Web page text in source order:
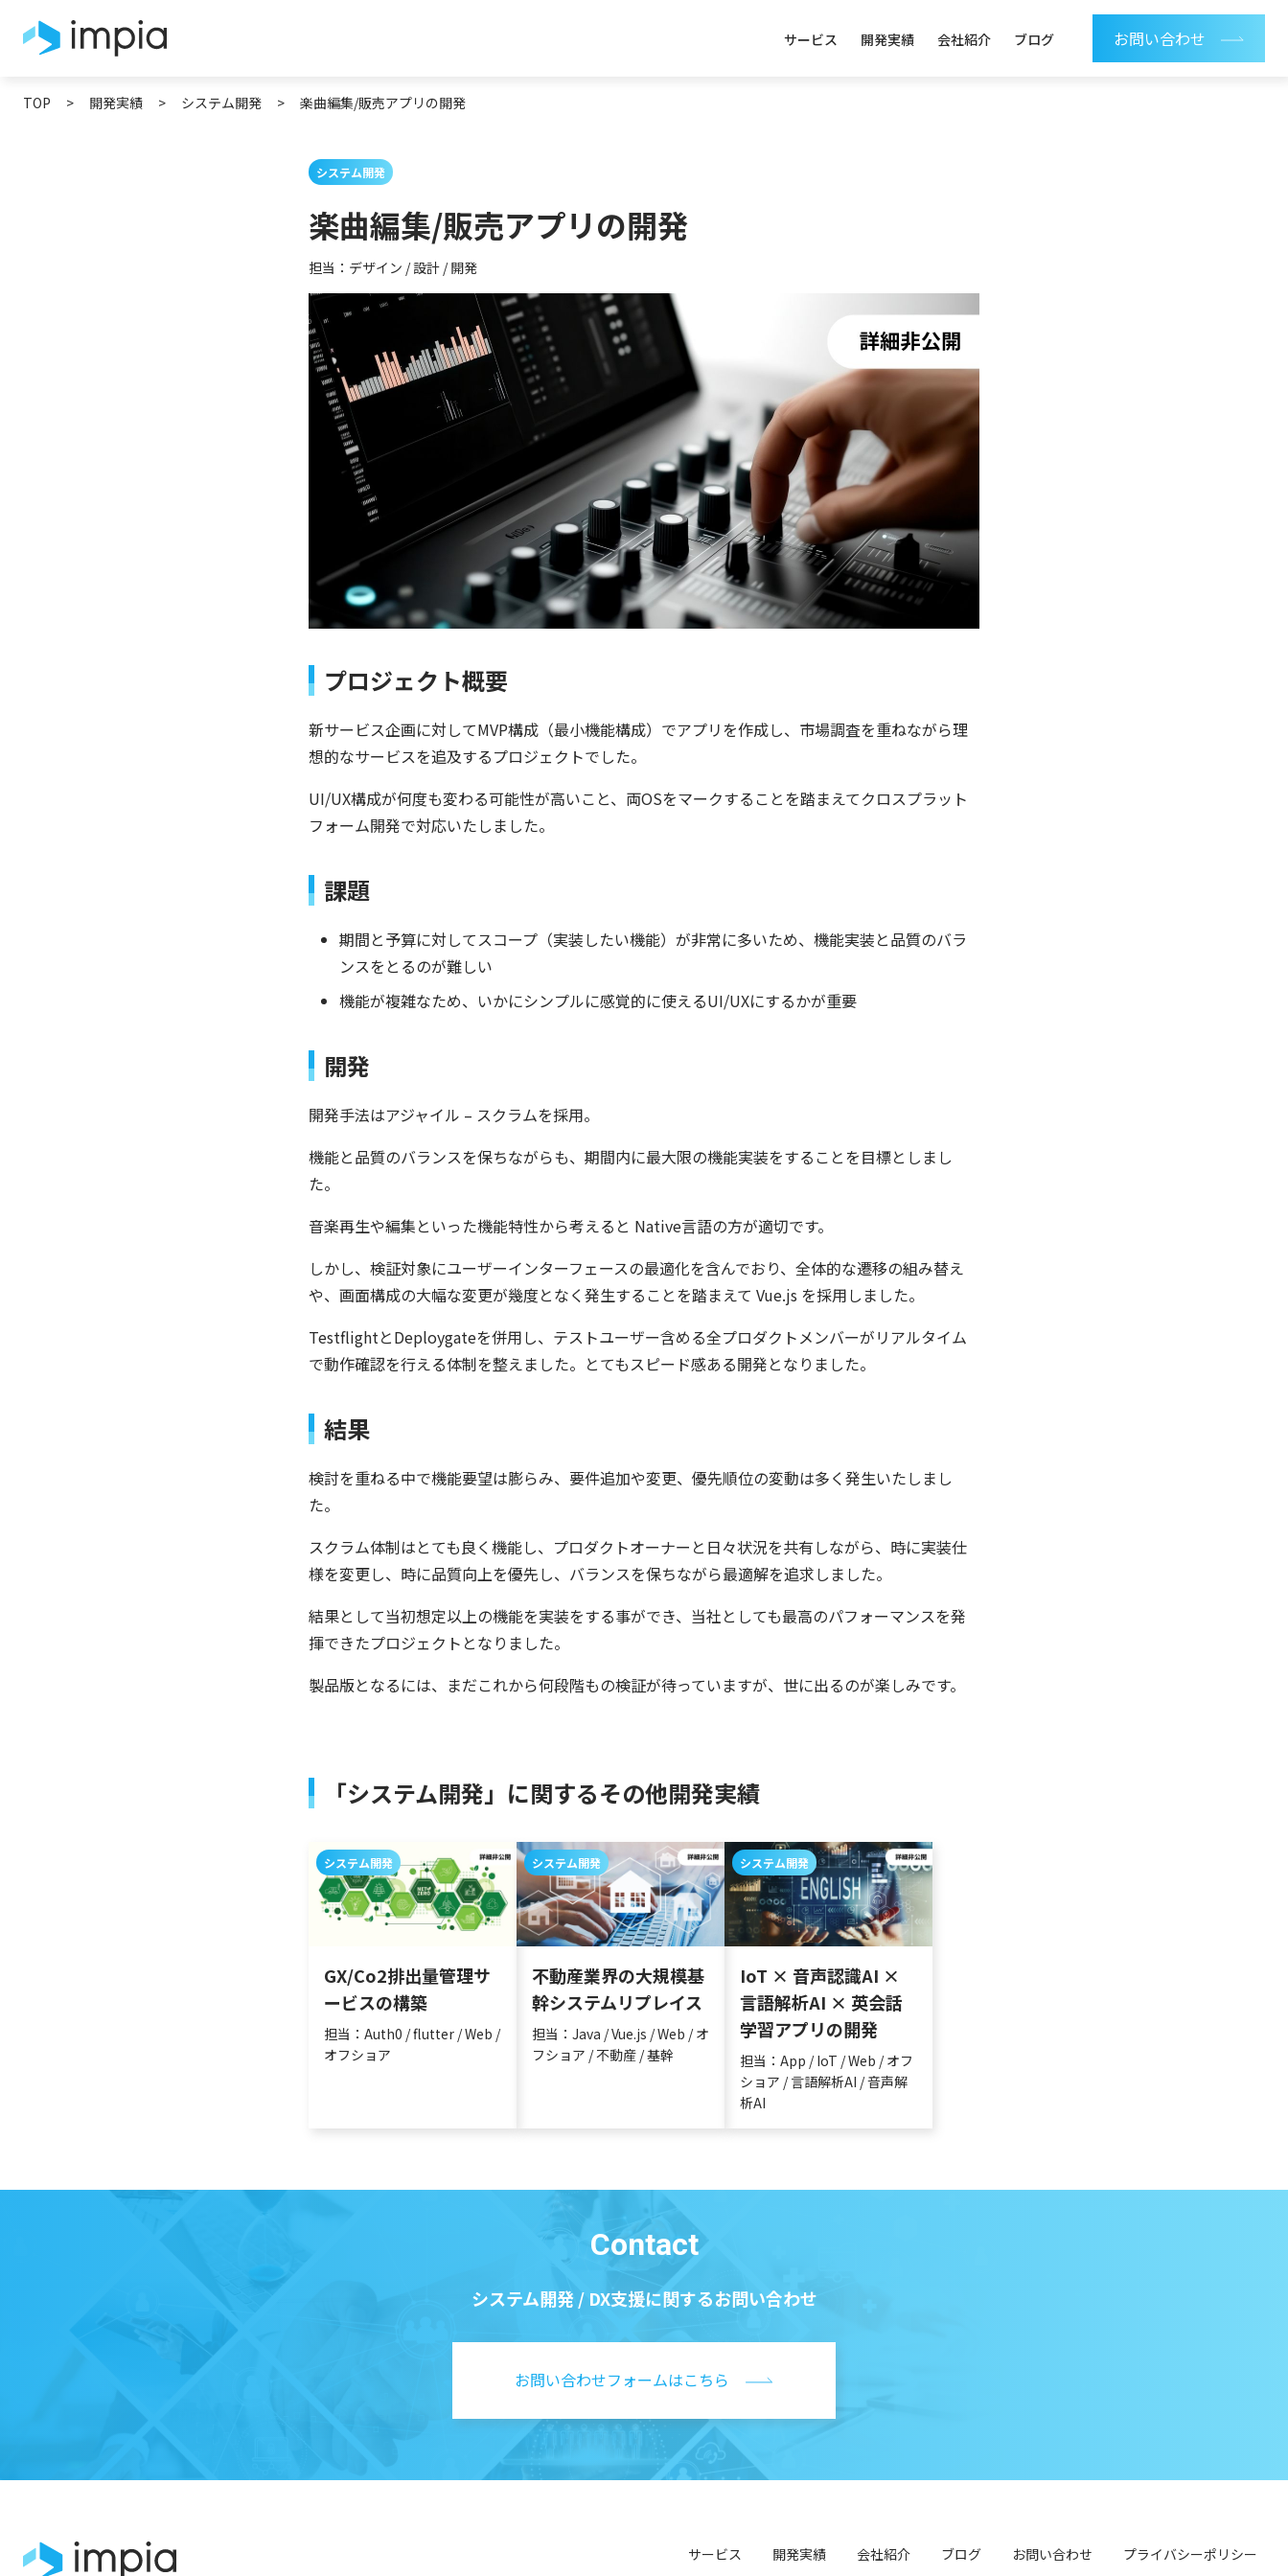
サービス 開発実績 会社紹介 ブログ お問い合わせ
TOP > 開発実績 > システム開発 > 楽曲編集/販売アプリの開発
システム開発
楽曲編集/販売アプリの開発
担当：デザイン / 設計 / 開発
プロジェクト概要
新サービス企画に対してMVP構成（最小機能構成）でアプリを作成し、市場調査を重ねながら理
想的なサービスを追及するプロジェクトでした。
UI/UX構成が何度も変わる可能性が高いこと、両OSをマークすることを踏まえてクロスプラット
フォーム開発で対応いたしました。
課題
期間と予算に対してスコープ（実装したい機能）が非常に多いため、機能実装と品質のバラ
ンスをとるのが難しい
機能が複雑なため、いかにシンプルに感覚的に使えるUI/UXにするかが重要
開発
開発手法はアジャイル – スクラムを採用。
機能と品質のバランスを保ちながらも、期間内に最大限の機能実装をすることを目標としまし
た。
音楽再生や編集といった機能特性から考えると Native言語の方が適切です。
しかし、検証対象にユーザーインターフェースの最適化を含んでおり、全体的な遷移の組み替え
や、画面構成の大幅な変更が幾度となく発生することを踏まえて Vue.js を採用しました。
TestflightとDeploygateを併用し、テストユーザー含める全プロダクトメンバーがリアルタイム
で動作確認を行える体制を整えました。とてもスピード感ある開発となりました。
結果
検討を重ねる中で機能要望は膨らみ、要件追加や変更、優先順位の変動は多く発生いたしまし
た。
スクラム体制はとても良く機能し、プロダクトオーナーと日々状況を共有しながら、時に実装仕
様を変更し、時に品質向上を優先し、バランスを保ちながら最適解を追求しました。
結果として当初想定以上の機能を実装をする事ができ、当社としても最高のパフォーマンスを発
揮できたプロジェクトとなりました。
製品版となるには、まだこれから何段階もの検証が待っていますが、世に出るのが楽しみです。
「システム開発」に関するその他開発実績
システム開発
GX/Co2排出量管理サ
ービスの構築
担当：Auth0 / flutter / Web /
オフショア
システム開発
不動産業界の大規模基
幹システムリプレイス
担当：Java / Vue.js / Web / オ
フショア / 不動産 / 基幹
システム開発
IoT × 音声認識AI ×
言語解析AI × 英会話
学習アプリの開発
担当：App / IoT / Web / オフ
ショア / 言語解析AI / 音声解
析AI
Contact
システム開発 / DX支援に関するお問い合わせ
お問い合わせフォームはこちら
サービス 開発実績 会社紹介 ブログ お問い合わせ プライバシーポリシー